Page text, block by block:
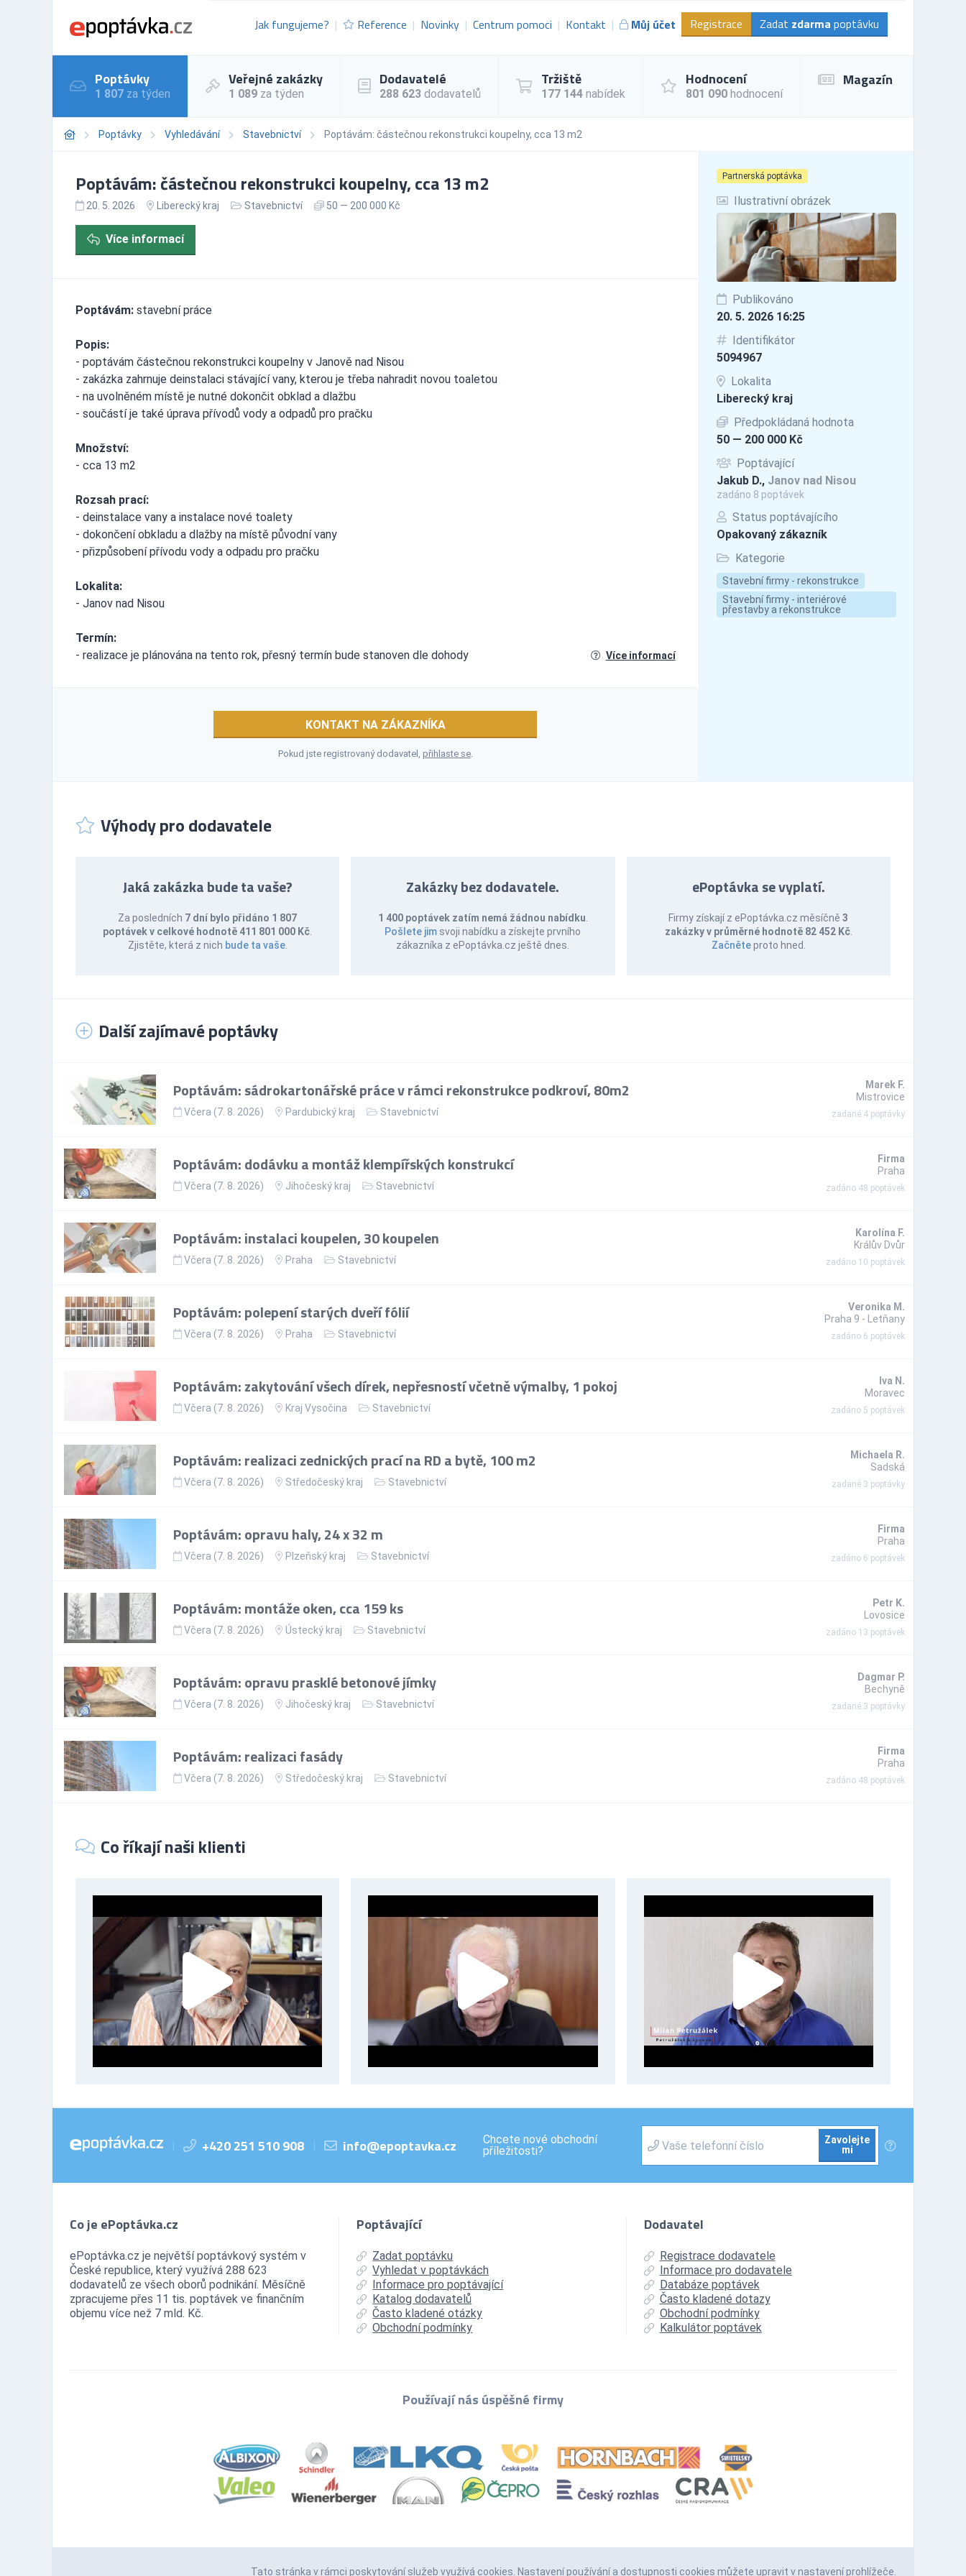
Jak fungujeme? Reference Novinky Centrum pomoci Kontakt Můj účet Registrace Zadat zdarma poptávku
Poptávky
1 807 za týden
Veřejné zakázky
1 089 za týden
Dodavatelé
288 623 dodavatelů
Tržiště
177 144 nabídek
Hodnocení
801 090 hodnocení
Magazín
Poptávky Vyhledávání Stavebnictví Poptávám: částečnou rekonstrukci koupelny, cca 13 m2
Partnerská poptávka
Ilustrativní obrázek
Publikováno
20. 5. 2026 16:25
Identifikátor
5094967
Lokalita
Liberecký kraj
Předpokládaná hodnota
50 — 200 000 Kč
Poptávající
Jakub D., Janov nad Nisou
zadáno 8 poptávek
Status poptávajícího
Opakovaný zákazník
Kategorie
Stavební firmy - rekonstrukce
Stavební firmy - interiérové
přestavby a rekonstrukce
Poptávám: částečnou rekonstrukci koupelny, cca 13 m2
20. 5. 2026 Liberecký kraj Stavebnictví 50 — 200 000 Kč
Více informací
Poptávám: stavební práce
Popis:
- poptávám částečnou rekonstrukci koupelny v Janově nad Nisou
- zakázka zahrnuje deinstalaci stávající vany, kterou je třeba nahradit novou toaletou
- na uvolněném místě je nutné dokončit obklad a dlažbu
- součástí je také úprava přívodů vody a odpadů pro pračku
Množství:
- cca 13 m2
Rozsah prací:
- deinstalace vany a instalace nové toalety
- dokončení obkladu a dlažby na místě původní vany
- přizpůsobení přívodu vody a odpadu pro pračku
Lokalita:
- Janov nad Nisou
Termín:
- realizace je plánována na tento rok, přesný termín bude stanoven dle dohody
Více informací
KONTAKT NA ZÁKAZNÍKA
Pokud jste registrovaný dodavatel, přihlaste se.
Výhody pro dodavatele
Jaká zakázka bude ta vaše?
Za posledních 7 dní bylo přidáno 1 807
poptávek v celkové hodnotě 411 801 000 Kč
Zjistěte, která z nich bude ta vaše.
Zakázky bez dodavatele.
1 400 poptávek zatím nemá žádnou nabídku
Pošlete jim svoji nabídku a získejte prvního
zákazníka z ePoptávka.cz ještě dnes.
ePoptávka se vyplatí.
Firmy získají z ePoptávka.cz měsíčně3
zakázky v průměrné hodnotě 82 452 Kč.
Začněteproto hned.
Další zajímavé poptávky
Poptávám: sádrokartonářské práce v rámci rekonstrukce podkroví, 80m2
Včera (7. 8. 2026) Pardubický kraj Stavebnictví
Marek F.
Mistrovice
zadané 4 poptávky
Poptávám: dodávku a montáž klempířských konstrukcí
Včera (7. 8. 2026) Jihočeský kraj Stavebnictví
Firma
Praha
zadáno 48 poptávek
Poptávám: instalaci koupelen, 30 koupelen
Včera (7. 8. 2026) Praha Stavebnictví
Karolína F.
Králův Dvůr
zadáno 10 poptávek
Poptávám: polepení starých dveří fólií
Včera (7. 8. 2026) Praha Stavebnictví
Veronika M.
Praha 9 - Letňany
zadáno 6 poptávek
Poptávám: zakytování všech dírek, nepřesností včetně výmalby, 1 pokoj
Včera (7. 8. 2026) Kraj Vysočina Stavebnictví
Iva N.
Moravec
zadáno 5 poptávek
Poptávám: realizaci zednických prací na RD a bytě, 100 m2
Včera (7. 8. 2026) Středočeský kraj Stavebnictví
Michaela R.
Sadská
zadané 3 poptávky
Poptávám: opravu haly, 24 x 32 m
Včera (7. 8. 2026) Plzeňský kraj Stavebnictví
Firma
Praha
zadáno 6 poptávek
Poptávám: montáže oken, cca 159 ks
Včera (7. 8. 2026) Ústecký kraj Stavebnictví
Petr K.
Lovosice
zadáno 13 poptávek
Poptávám: opravu prasklé betonové jímky
Včera (7. 8. 2026) Jihočeský kraj Stavebnictví
Dagmar P.
Bechyně
zadané 3 poptávky
Poptávám: realizaci fasády
Včera (7. 8. 2026) Středočeský kraj Stavebnictví
Firma
Praha
zadáno 48 poptávek
Co říkají naši klienti
| +420 251 510 908 | info@epoptavka.cz
Chcete nové obchodní
příležitosti?
Zavolejte
mi
Co je ePoptávka.cz
ePoptávka.cz je největší poptávkový systém v
České republice, který využívá 288 623
dodavatelů ze všech oborů podnikání. Měsíčně
zpracujeme přes 11 tis. poptávek ve finančním
objemu více než 7 mld. Kč.
Poptávající
Zadat poptávku
Vyhledat v poptávkách
Informace pro poptávající
Katalog dodavatelů
Často kladené otázky
Obchodní podmínky
Dodavatel
Registrace dodavatele
Informace pro dodavatele
Databáze poptávek
Často kladené dotazy
Obchodní podmínky
Kalkulátor poptávek
Používají nás úspěšné firmy
Tato stránka v rámci poskytování služeb využívá cookies . Nastavení používání a dostupnosti cookies můžete upravit v nastavení prohlížeče.